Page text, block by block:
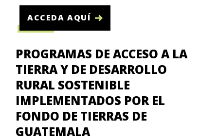
ACCEDA AQUÍ
PROGRAMAS DE ACCESO A LA
TIERRA Y DE DESARROLLO
RURAL SOSTENIBLE
IMPLEMENTADOS POR EL
FONDO DE TIERRAS DE
GUATEMALA